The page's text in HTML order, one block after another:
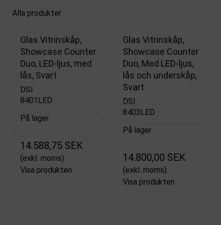
Alla produkter
Glas Vitrinskåp,
Showcase Counter
Duo, LED-ljus, med
lås, Svart
DSI
8401LED
På lager
14.588,75 SEK
(exkl. moms)
Visa produkten
Glas Vitrinskåp,
Showcase Counter
Duo, Med LED-ljus,
lås och underskåp,
Svart
DSI
8403LED
På lager
14.800,00 SEK
(exkl. moms)
Visa produkten